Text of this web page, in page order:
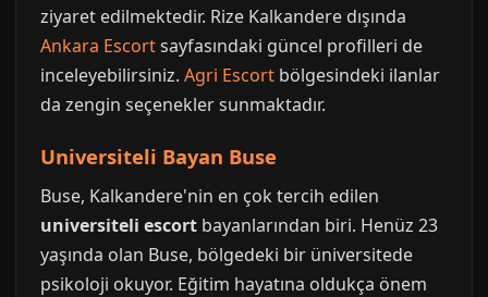
ziyaret edilmektedir. Rize Kalkandere dışında
Ankara Escortsayfasındaki güncel profilleri de
inceleyebilirsiniz. Agri Escort bölgesindeki ilanlar
da zengin seçenekler sunmaktadır.
Universiteli Bayan Buse
Buse, Kalkandere'nin en çok tercih edilen
universiteli escort bayanlarından biri. Henüz 23
yaşında olan Buse, bölgedeki bir üniversitede
psikoloji okuyor. Eğitim hayatına oldukça önem